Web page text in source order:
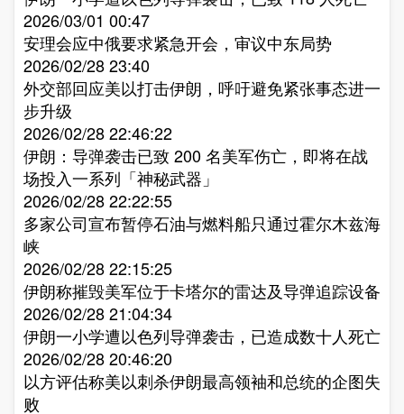
2026/03/01 00:47
安理会应中俄要求紧急开会，审议中东局势​
2026/02/28 23:40
外交部回应美以打击伊朗，呼吁避免紧张事态进一
步升级​
2026/02/28 22:46:22
伊朗：导弹袭击已致 200 名美军伤亡，即将在战
场投入一系列「神秘武器」​
2026/02/28 22:22:55
多家公司宣布暂停石油与燃料船只通过霍尔木兹海
峡​
2026/02/28 22:15:25
伊朗称摧毁美军位于卡塔尔的雷达及导弹追踪设备​
2026/02/28 21:04:34
伊朗一小学遭以色列导弹袭击，已造成数十人死亡​
2026/02/28 20:46:20
以方评估称美以刺杀伊朗最高领袖和总统的企图失
败​